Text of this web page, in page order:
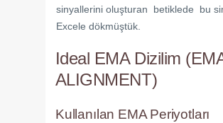
sinyallerini oluşturan betiklede bu
Excele dökmüştük.
Ideal EMA Dizilim
ALIGNMENT)
Kullanılan EMA Periyotları